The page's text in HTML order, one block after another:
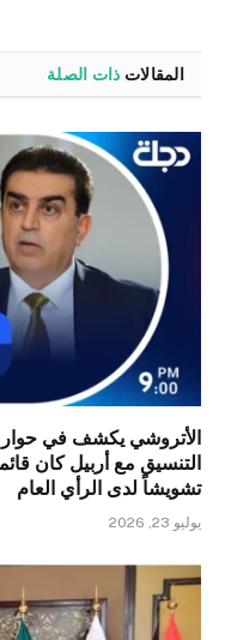
المقالات ذات الصلة
الأتروشي يكشف في حوار
التنسيق مع أربيل كان
تشويشاً لدى الرأي العام
يوليو 23, 2026